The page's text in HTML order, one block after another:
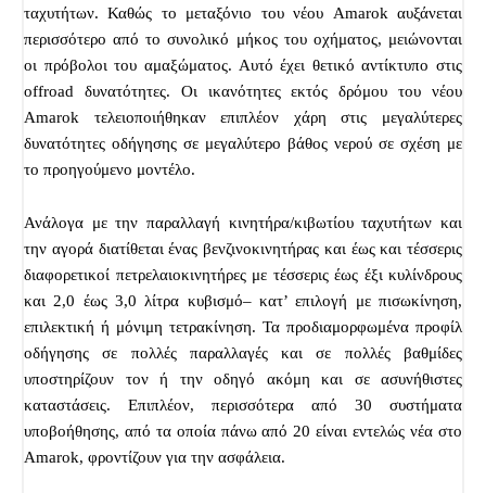
ταχυτήτων. Καθώς το μεταξόνιο του νέου Amarok αυξάνεται
περισσότερο από το συνολικό μήκος του οχήματος, μειώνονται
οι πρόβολοι του αμαξώματος. Αυτό έχει θετικό αντίκτυπο στις
offroad δυνατότητες. Οι ικανότητες εκτός δρόμου του νέου
Amarok τελειοποιήθηκαν επιπλέον χάρη στις μεγαλύτερες
δυνατότητες οδήγησης σε μεγαλύτερο βάθος νερού σε σχέση με
το προηγούμενο μοντέλο.
Ανάλογα με την παραλλαγή κινητήρα/κιβωτίου ταχυτήτων και
την αγορά διατίθεται ένας βενζινοκινητήρας και έως και τέσσερις
διαφορετικοί πετρελαιοκινητήρες με τέσσερις έως έξι κυλίνδρους
και 2,0 έως 3,0 λίτρα κυβισμό– κατ’ επιλογή με πισωκίνηση,
επιλεκτική ή μόνιμη τετρακίνηση. Τα προδιαμορφωμένα προφίλ
οδήγησης σε πολλές παραλλαγές και σε πολλές βαθμίδες
υποστηρίζουν τον ή την οδηγό ακόμη και σε ασυνήθιστες
καταστάσεις. Επιπλέον, περισσότερα από 30 συστήματα
υποβοήθησης, από τα οποία πάνω από 20 είναι εντελώς νέα στο
Amarok, φροντίζουν για την ασφάλεια.